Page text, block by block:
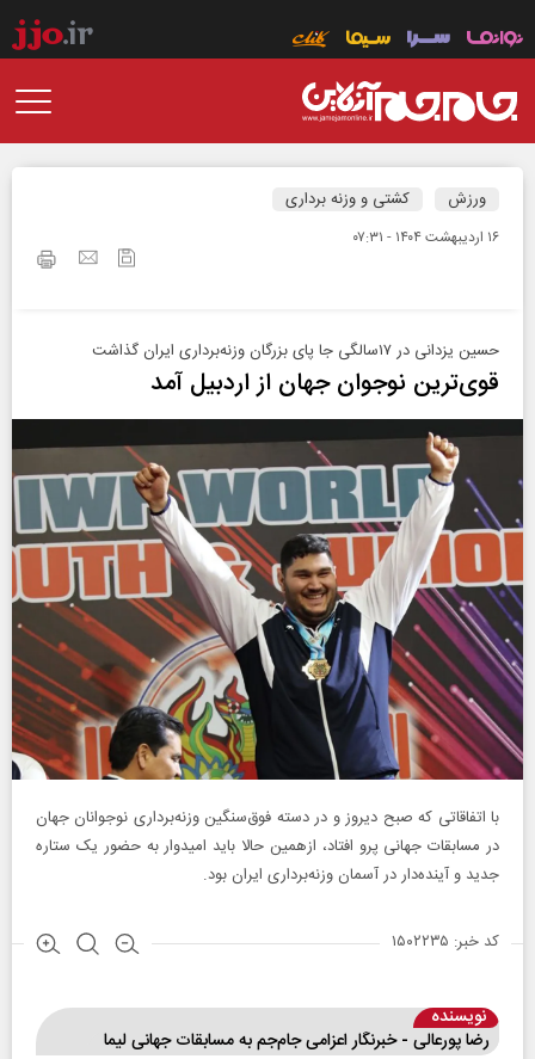
ورزش کشتی و وزنه برداری
۱۶ ارديبهشت ۱۴۰۴ - ۰۷:۳۱
حسین یزدانی در ۱۷سالگی جا پای بزرگان وزنه‌‌برداری ایران گذاشت
قوی‌ترین نوجوان جهان از اردبیل آمد
با اتفاقاتی که صبح دیروز و در دسته فوق‌سنگین وزنه‌برداری نوجوانان جهان
در مسابقات جهانی پرو افتاد، ازهمین حالا باید امیدوار به حضور یک ستاره
جدید و آینده‌دار در آسمان وزنه‌برداری ایران بود.
کد خبر: ۱۵۰۲۲۳۵
نویسنده
رضا پورعالی - خبرنگار اعزامی جام‌جم به مسابقات جهانی لیما